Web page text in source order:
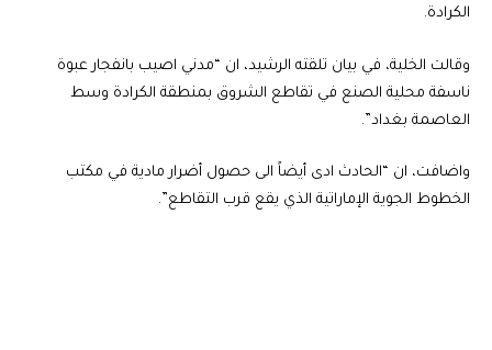
الكرادة.
وقالت الخلية، في بيان تلقته الرشيد، ان “مدني اصيب بانفجار عبوة
ناسفة محلية الصنع في تقاطع الشروق بمنطقة الكرادة وسط
العاصمة بغداد”.
واضافت، ان “الحادث ادى أيضاً الى حصول أضرار مادية في مكتب
الخطوط الجوية الإماراتية الذي يقع قرب التقاطع”.